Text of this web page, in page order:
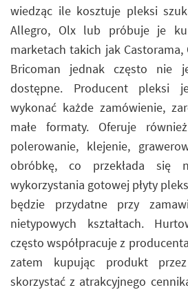
wiedząc ile kosztuje pleksi
Allegro, Olx lub próbuje je
marketach takich jak
Bricoman jednak często nie
dostępne. Producent pleksi
wykonać każde zamówienie,
małe formaty. Oferuje
polerowanie, klejenie,
obróbkę, co przekłada się
wykorzystania gotowej płyty
będzie przydatne przy
nietypowych kształtach.
często współpracuje z
zatem kupując produkt
skorzystać z atrakcyjnego